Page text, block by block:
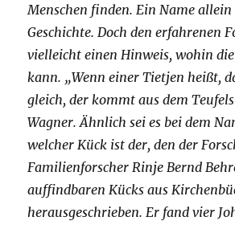
Menschen finden. Ein Name
Geschichte. Doch den erfahrenen
vielleicht einen Hinweis, wohin
kann. „Wenn einer Tietjen heißt,
gleich, der kommt aus dem
Wagner. Ähnlich sei es bei dem
welcher Kück ist der, den der
Familienforscher Rinje Bernd
auffindbaren Kücks aus
herausgeschrieben. Er fand vier